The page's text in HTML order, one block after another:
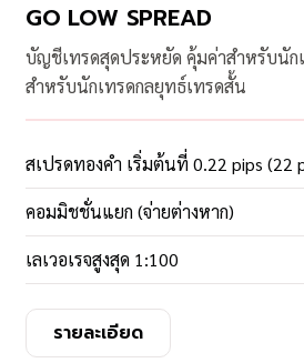
GO LOW SPREAD
บัญชีเทรดสุดประหยัด คุ้มค่าสำหรับนัก
สำหรับนักเทรดกลยุทธ์เทรดสั้น
สเปรดทองคำ เริ่มต้นที่ 0.22 pips (22
คอมมิชชั่นแยก (จ่ายต่างหาก)
เลเวอเรจสูงสุด 1:100
รายละเอียด